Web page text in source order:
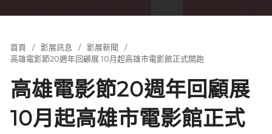
首頁 影展訊息
影展新聞
高雄電影節20週年回顧展 10月起高雄市電影館正式開跑
高雄電影節20週年回顧展
10月起高雄市電影館正式